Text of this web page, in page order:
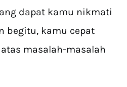
dapat kamu nikmati
begitu, kamu cepat
masalah-masalah